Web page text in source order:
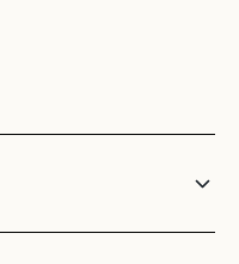
профил